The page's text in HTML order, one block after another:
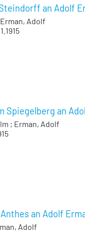
an Adolf
Erman, Adolf
Spiegelberg an
; Erman, Adolf
an Adolf
Adolf